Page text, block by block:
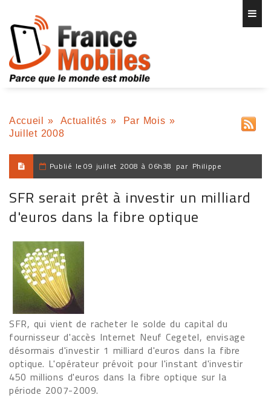
Accueil » Actualités » Par Mois »
Juillet 2008
Publié le 09 juillet 2008 à 06h38 par Philippe
SFR serait prêt à investir un milliard
d'euros dans la fibre optique
SFR, qui vient de racheter le solde du capital du
fournisseur d'accès Internet Neuf Cegetel, envisage
désormais d'investir 1 milliard d'euros dans la fibre
optique. L'opérateur prévoit pour l'instant d'investir
450 millions d'euros dans la fibre optique sur la
période 2007-2009.